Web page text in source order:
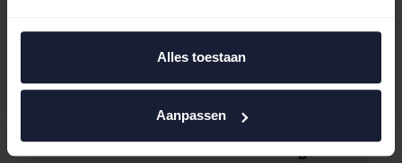
Alles toestaan
Aanpassen
Ontdek hoe wij werken
vragen